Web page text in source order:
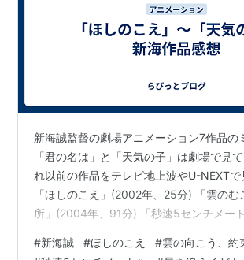
新海誠監督の劇場アニメーション7作品の
「君の名は」と「天気の子」は劇場で見
れ以前の作品をテレビ地上波やU-NEXTで
「ほしのこえ」(2002年、25分) 「雲のむ
所」(2004年、91分) 「秒速5センチメー
の庭」(2013年、46分) 「君の名は。」
#新海誠 #ほしのこえ #雲の向こう、約